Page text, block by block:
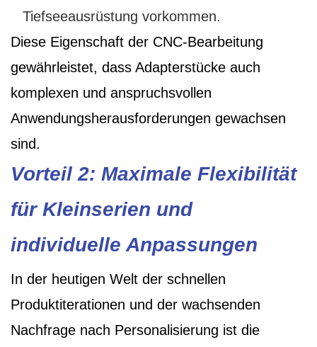
Tiefseeausrüstung vorkommen.
Diese Eigenschaft der CNC-Bearbeitung
gewährleistet, dass Adapterstücke auch
komplexen und anspruchsvollen
Anwendungsherausforderungen gewachsen
sind.
Vorteil 2: Maximale Flexibilität
für Kleinserien und
individuelle Anpassungen
In der heutigen Welt der schnellen
Produktiterationen und der wachsenden
Nachfrage nach Personalisierung ist die